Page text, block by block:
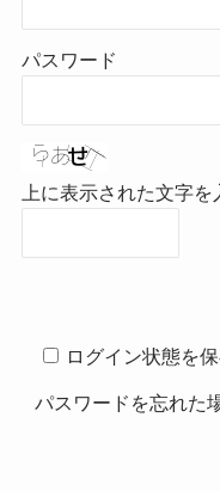
パスワード
上に表示された文字を
ログイン状態を
パスワードを忘れた